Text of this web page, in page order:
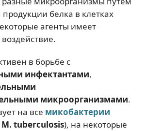
белка в клетках
агенты имеет
в борьбе с
инфектантами,
микроорганизмами.
на все микобактерии
М. tuberculosis), на некоторые